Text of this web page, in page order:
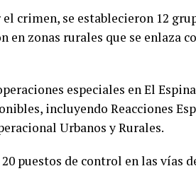
crimen, se establecieron 12
en zonas rurales que se enlaza
especiales en El
incluyendo Reacciones
Urbanos y Rurales.
puestos de control en las vías